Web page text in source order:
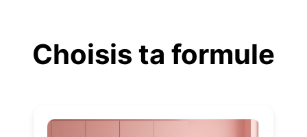
contenuChoisis ta formule